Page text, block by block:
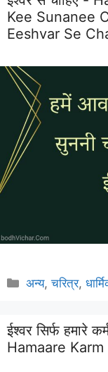
Kee Sunanee
Eeshvar Se
Categories
अन्य,चरित्र,
ईश्वर सिर्फ हमारे
Hamaare